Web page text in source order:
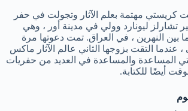
، أصبحت كريستي مهتمة بعلم الآثار وتجولت في حفر
تشارلز ليونارد وولي في مدينة أور ، وهي
بين النهرين ، في العراق. تمت دعوتها مرة
، عندما التقت بزوجها الثاني عالم الآثار ماكس
المساعدة والمساعدة في العديد من حفريات
أيضًا للكتابة.